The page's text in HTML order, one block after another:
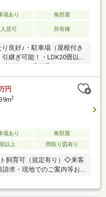
ンクロゼットがあり、収納
イズの広々とした空間。窓
された間取りになっていま
場あり
角部屋
居可 所有権
良好♪・駐車場（屋根付き
継ぎ可能！・LDK20畳以
」駅 徒歩6分【周辺施
団十全会心臓病センター榊
分買い物「ザグザグ岡北
ョッピング施設「テンマ
で1000m 徒歩13分どんな
本までお気軽にお問合せく
086-237）
円
2
場あり
角部屋
以上 間取り図有り
飼育可（規定有り）◇来客
求・現地でのご案内等お